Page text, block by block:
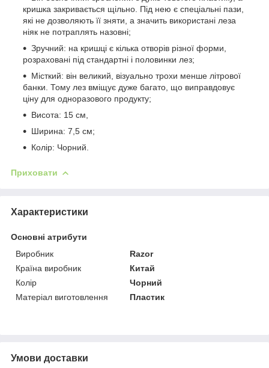
кришка закривається щільно. Під нею є спеціальні пази,
які не дозволяють її зняти, а значить використані леза
ніяк не потраплять назовні;
Зручний: на кришці є кілька отворів різної форми,
розраховані під стандартні і половинки лез;
Місткий: він великий, візуально трохи менше літрової
банки. Тому лез вміщує дуже багато, що виправдовує
ціну для одноразового продукту;
Висота: 15 см,
Ширина: 7,5 см;
Колір: Чорний.
Приховати
Характеристики
Основні атрибути
Виробник
Razor
Країна виробник
Китай
Колір
Чорний
Матеріал виготовлення
Пластик
Умови доставки